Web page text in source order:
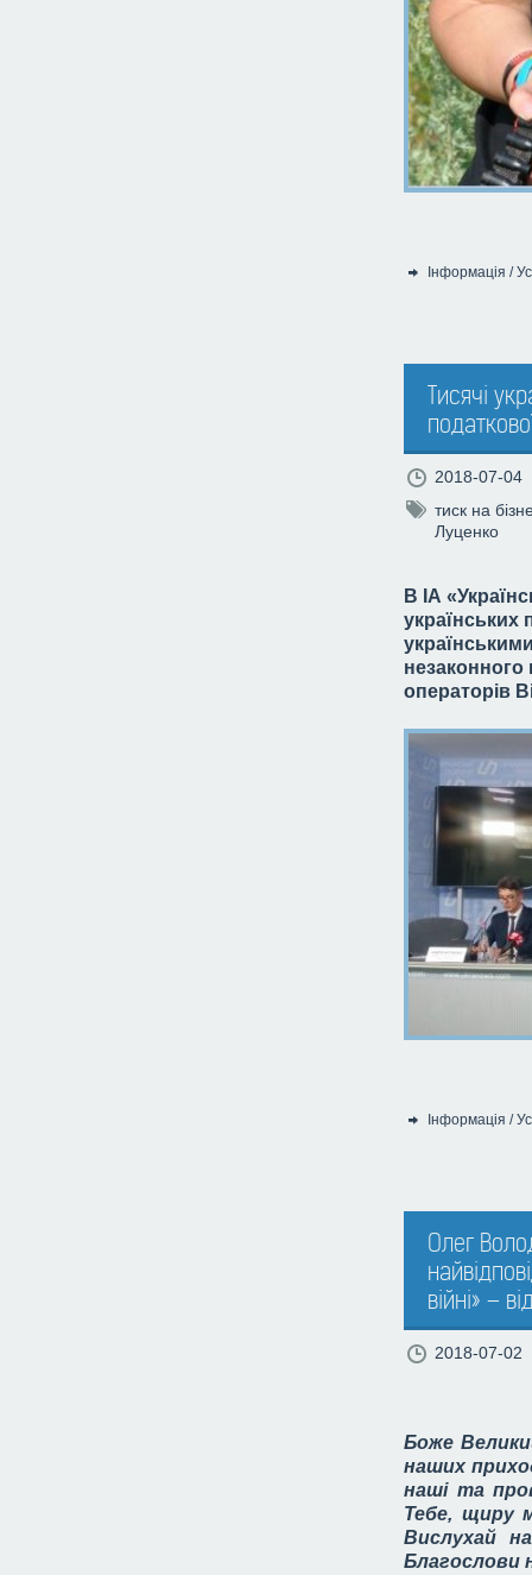
Категорія:
Інформація /
Тисячі
2018-07-04
тиск на
Луценко
В ІА
українських
незаконного
операторів
Категорія:
Інформація /
Олег
війні» –
2018-07-02
Боже
наших
наші та
Тебе, щиру
Вислухай
Благослови